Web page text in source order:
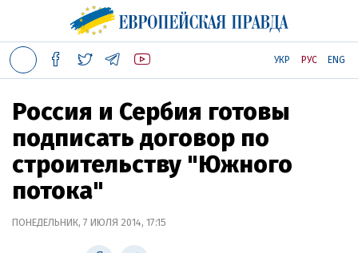
УКР РУС ENG
Россия и Сербия готовы
подписать договор по
строительству "Южного
потока"
ПОНЕДЕЛЬНИК, 7 ИЮЛЯ 2014, 17:15